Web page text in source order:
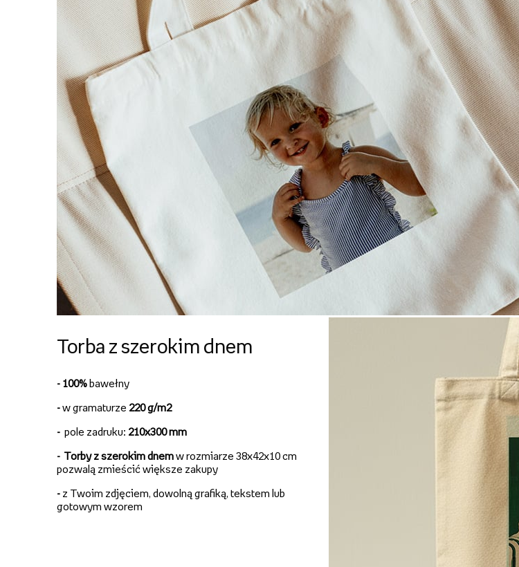
Torba z szerokim dnem
- 100% bawełny
-w gramaturze 220 g/m2
- pole zadruku: 210x300 mm
- Torby z szerokim dnemw rozmiarze 38x42x10 cm
pozwalą zmieścić większe zakupy
- z Twoim zdjęciem, dowolną grafiką, tekstem lub
gotowym wzorem